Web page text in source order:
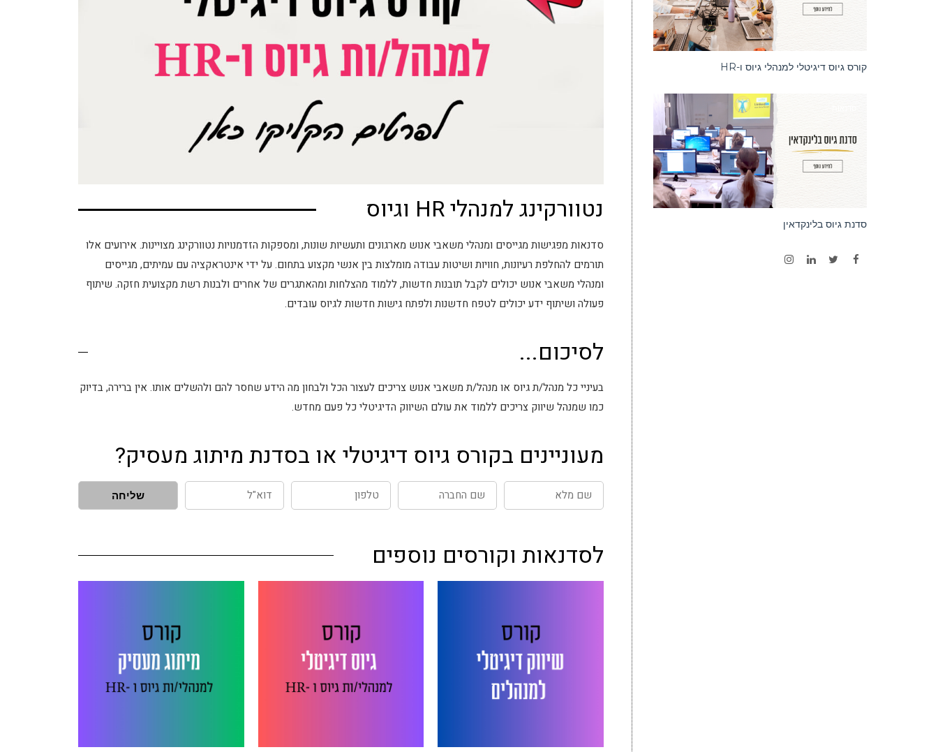
נטוורקינג למנהלי HR וגיוס
סדנאות מפגישות מגייסים ומנהלי משאבי אנוש מארגונים ותעשיות שונות, ומספקות הזדמנויות נטוורקינג מצויינות. אירועים אלו
תורמים להחלפת רעיונות, חוויות ושיטות עבודה מומלצות בין אנשי מקצוע בתחום. על ידי אינטראקציה עם עמיתים, מגייסים
ומנהלי משאבי אנוש יכולים לקבל תובנות חדשות, ללמוד מהצלחות ומהאתגרים של אחרים ולבנות רשת מקצועית חזקה. שיתוף
פעולה ושיתוף ידע יכולים לטפח חדשנות ולפתח גישות חדשות לגיוס עובדים.
לסיכום...
בעיניי כל מנהל/ת גיוס או מנהל/ת משאבי אנוש צריכים לעצור הכל ולבחון מה הידע שחסר להם ולהשלים אותו. אין ברירה, בדיוק
כמו שמנהל שיווק צריכים ללמוד את עולם השיווק הדיגיטלי כל פעם מחדש.
מעוניינים בקורס גיוס דיגיטלי או בסדנת מיתוג מעסיק?
שם
מלא
שם
החברה
טלפון דוא"ל
שליחה
לסדנאות וקורסים נוספים
קורס גיוס דיגיטלי למנהלי גיוס ו-HR
סדנת גיוס בלינקדאין